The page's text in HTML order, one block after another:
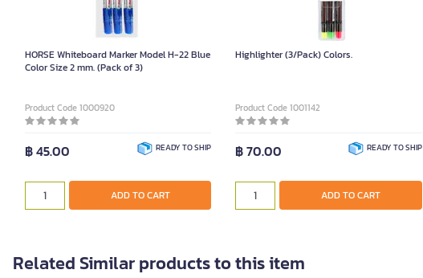
HORSE Whiteboard Marker Model H-22 Blue
Color Size 2 mm. (Pack of 3)
Product Code 1000920
฿ 45.00 READY TO SHIP
ADD TO CART
Highlighter (3/Pack) Colors.
Product Code 1001142
฿ 70.00 READY TO SHIP
ADD TO CART
Related Similar products to this item